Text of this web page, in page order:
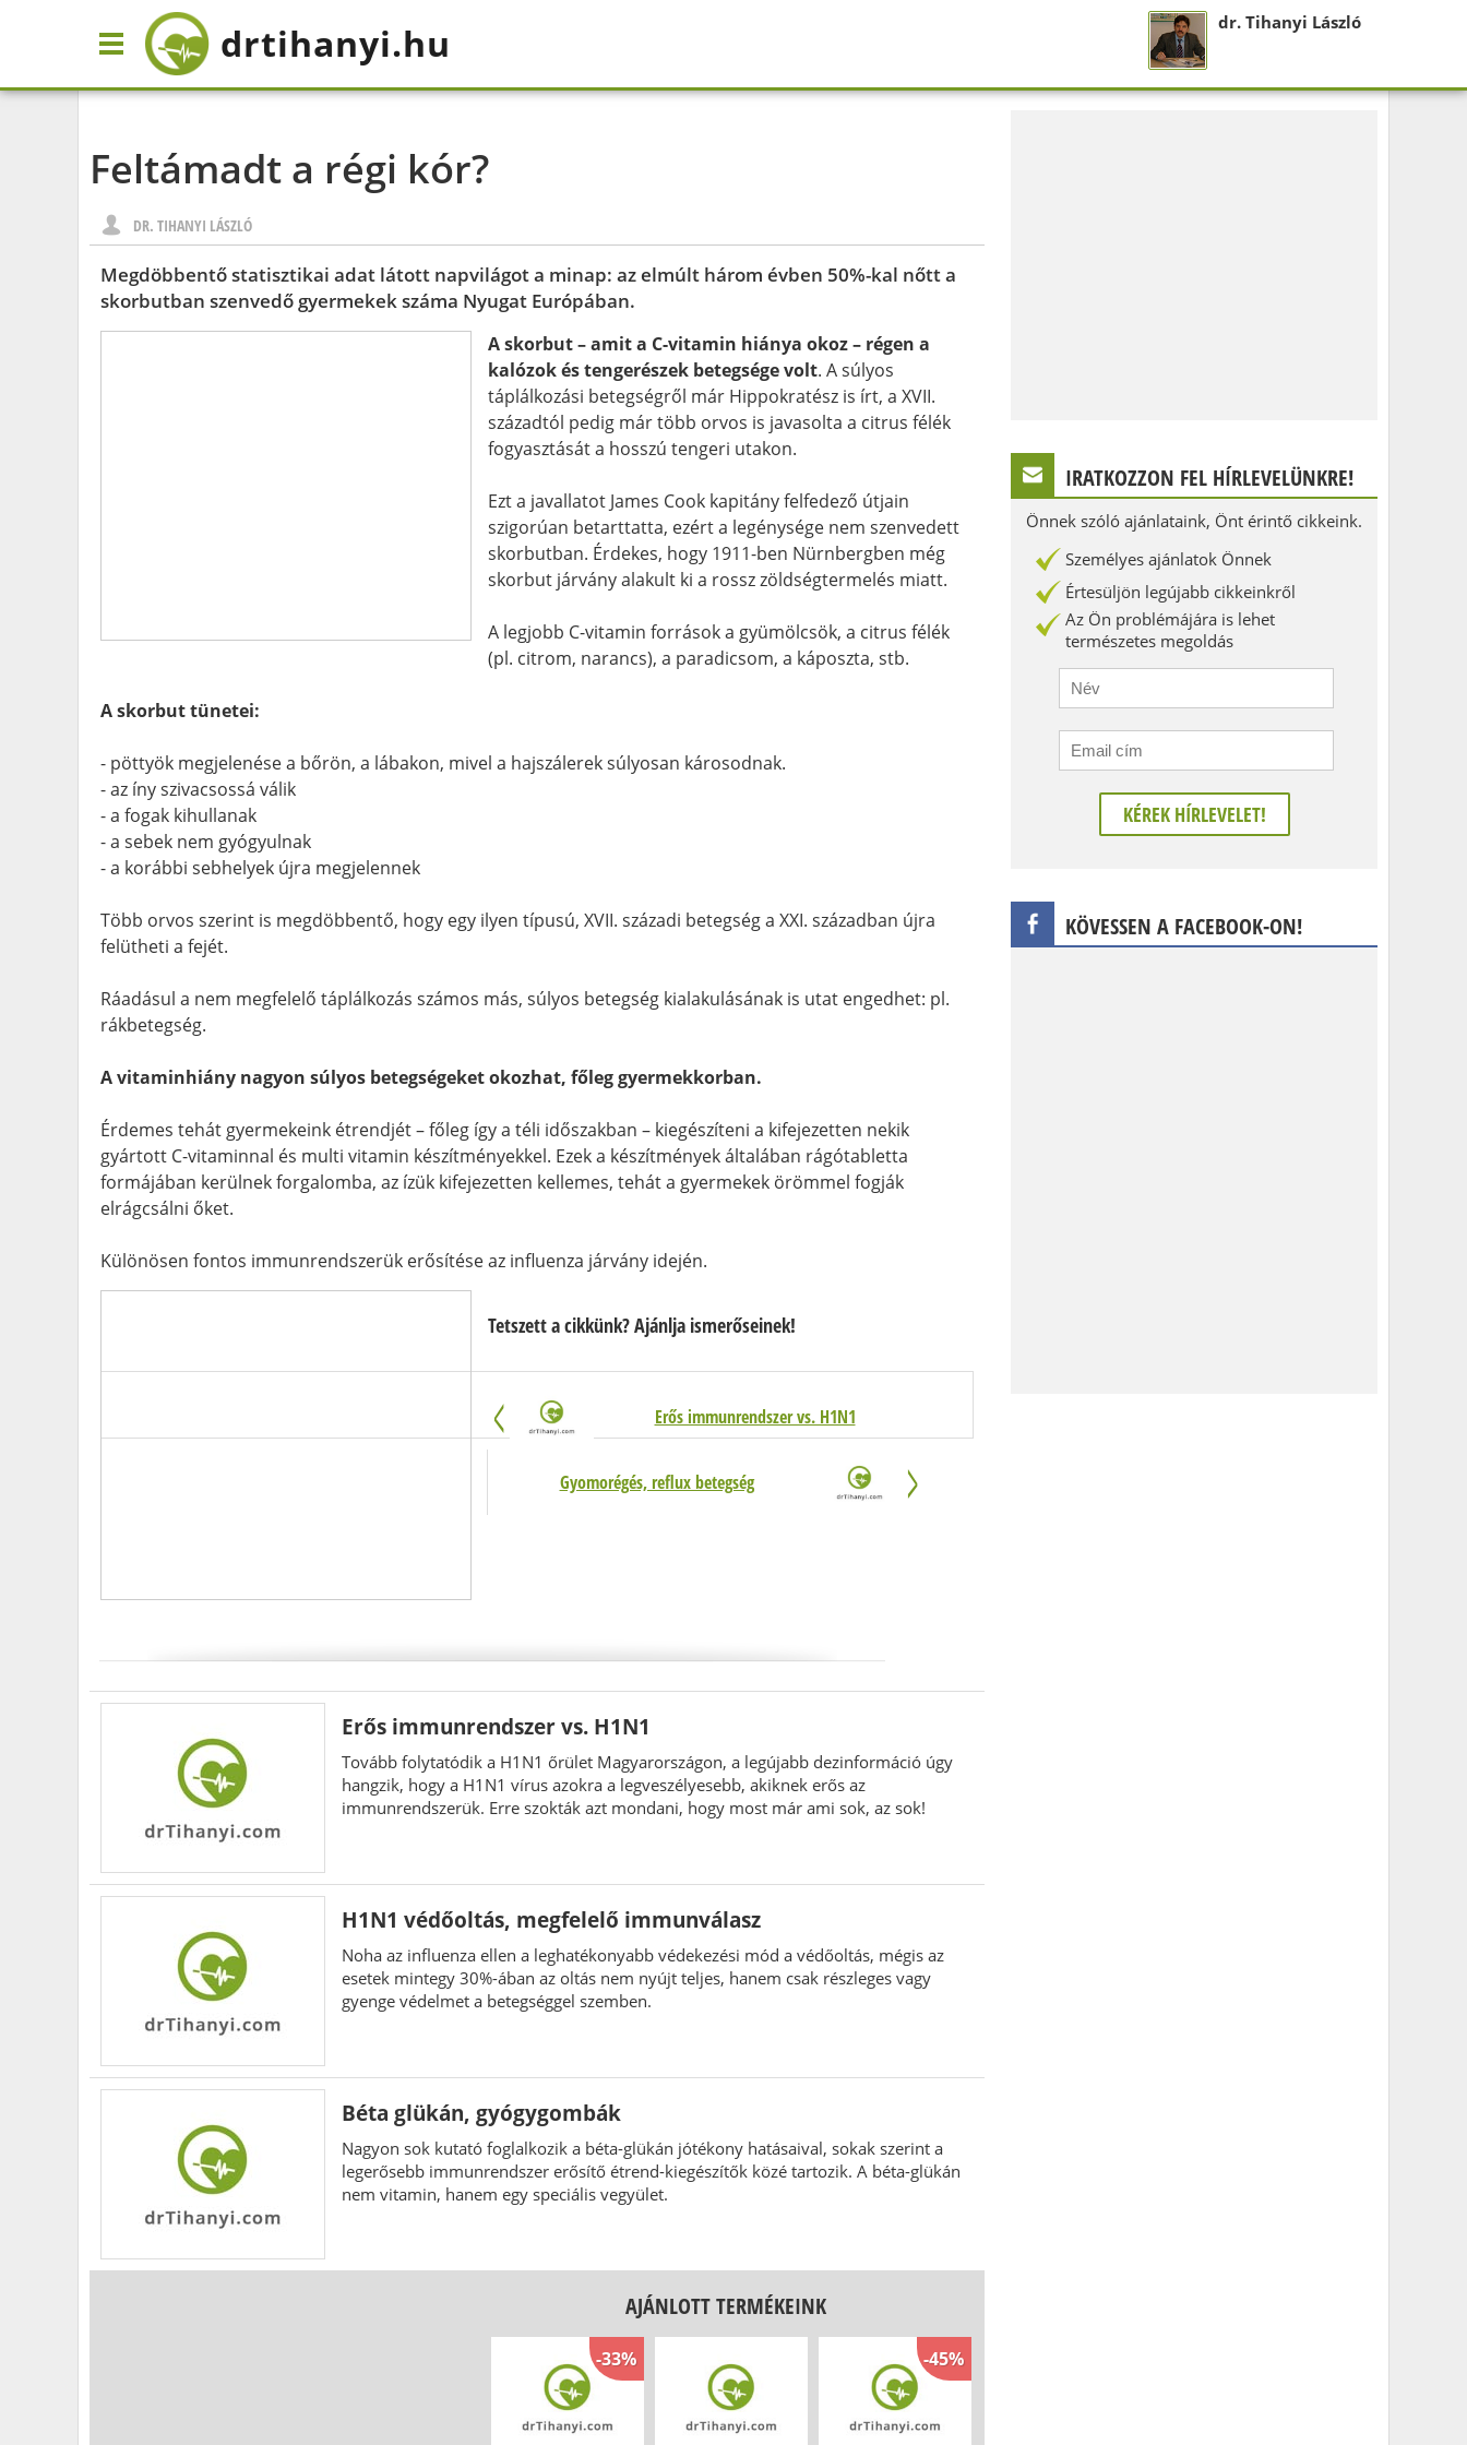
drtihanyi.hu dr. Tihanyi László
Feltámadt a régi kór?
DR. TIHANYI LÁSZLÓ
Megdöbbentő statisztikai adat látott napvilágot a minap: az elmúlt három évben 50%-kal nőtt a
skorbutban szenvedő gyermekek száma Nyugat Európában.
A skorbut – amit a C-vitamin hiánya okoz – régen a
kalózok és tengerészek betegsége volt. A súlyos
táplálkozási betegségről már Hippokratész is írt, a XVII.
századtól pedig már több orvos is javasolta a citrus félék
fogyasztását a hosszú tengeri utakon.
Ezt a javallatot James Cook kapitány felfedező útjain
szigorúan betarttatta, ezért a legénysége nem szenvedett
skorbutban. Érdekes, hogy 1911-ben Nürnbergben még
skorbut járvány alakult ki a rossz zöldségtermelés miatt.
A legjobb C-vitamin források a gyümölcsök, a citrus félék
(pl. citrom, narancs), a paradicsom, a káposzta, stb.
A skorbut tünetei:
- pöttyök megjelenése a bőrön, a lábakon, mivel a hajszálerek súlyosan károsodnak.
- az íny szivacsossá válik
- a fogak kihullanak
- a sebek nem gyógyulnak
- a korábbi sebhelyek újra megjelennek
Több orvos szerint is megdöbbentő, hogy egy ilyen típusú, XVII. századi betegség a XXI. században újra
felütheti a fejét.
Ráadásul a nem megfelelő táplálkozás számos más, súlyos betegség kialakulásának is utat engedhet: pl.
rákbetegség.
A vitaminhiány nagyon súlyos betegségeket okozhat, főleg gyermekkorban.
Érdemes tehát gyermekeink étrendjét – főleg így a téli időszakban – kiegészíteni a kifejezetten nekik
gyártott C-vitaminnal és multi vitamin készítményekkel. Ezek a készítmények általában rágótabletta
formájában kerülnek forgalomba, az ízük kifejezetten kellemes, tehát a gyermekek örömmel fogják
elrágcsálni őket.
Különösen fontos immunrendszerük erősítése az influenza járvány idején.
Tetszett a cikkünk? Ajánlja ismerőseinek!
Erős immunrendszer vs. H1N1
Gyomorégés, reflux betegség
Erős immunrendszer vs. H1N1
Tovább folytatódik a H1N1 őrület Magyarországon, a legújabb dezinformáció úgy
hangzik, hogy a H1N1 vírus azokra a legveszélyesebb, akiknek erős az
immunrendszerük. Erre szokták azt mondani, hogy most már ami sok, az sok!
H1N1 védőoltás, megfelelő immunválasz
Noha az influenza ellen a leghatékonyabb védekezési mód a védőoltás, mégis az
esetek mintegy 30%-ában az oltás nem nyújt teljes, hanem csak részleges vagy
gyenge védelmet a betegséggel szemben.
Béta glükán, gyógygombák
Nagyon sok kutató foglalkozik a béta-glükán jótékony hatásaival, sokak szerint a
legerősebb immunrendszer erősítő étrend-kiegészítők közé tartozik. A béta-glükán
nem vitamin, hanem egy speciális vegyület.
AJÁNLOTT TERMÉKEINK
-33% -45%
IRATKOZZON FEL HÍRLEVELÜNKRE!
Önnek szóló ajánlataink, Önt érintő cikkeink.
Személyes ajánlatok Önnek
Értesüljön legújabb cikkeinkről
Az Ön problémájára is lehet
természetes megoldás
KÖVESSEN A FACEBOOK-ON!